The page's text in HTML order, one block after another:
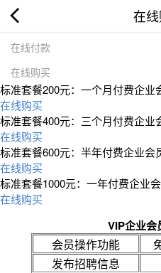
在
在线付款
在线购买
标准套餐200元：一个月付费企业
在线购买
标准套餐400元：三个月付费企业
在线购买
标准套餐600元：半年付费企业会
在线购买
标准套餐1000元：一年付费企业
在线购买
VIP企业会
会员操作功能
发布招聘信息